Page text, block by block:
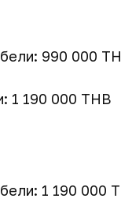
990 000
1 190 000 THB
1 190 000